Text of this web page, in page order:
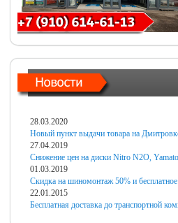
28.03.2020
Новый пункт выдачи товара на
27.04.2019
Снижение цен на диски Nitro N2O,
01.03.2019
Скидка на шиномонтаж 50% и бесплатное
22.01.2015
Бесплатная доставка до транспортной